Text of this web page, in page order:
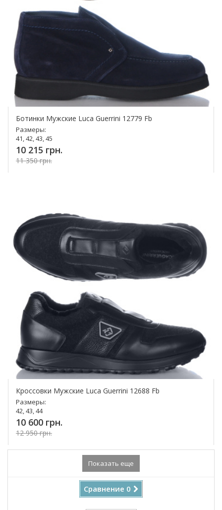
Ботинки Мужские Luca Guerrini 12779 Fb
Размеры:
41, 42, 43, 45
10 215 грн.
11 350 грн.
Кроссовки Мужские Luca Guerrini 12688 Fb
Размеры:
42, 43, 44
10 600 грн.
12 950 грн.
Купить!
Сравнение 0
Показать еще